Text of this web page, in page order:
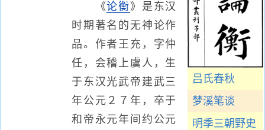
吕氏春秋
梦溪笔谈
明季三朝野史
《论衡》是东汉
时期著名的无神论作
品。作者王充，字仲
任，会稽上虞人，生
于东汉光武帝建武三
年公元２７年，卒于
和帝永元年间约公元